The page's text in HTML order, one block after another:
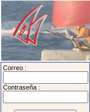
Correo :
Contraseña :